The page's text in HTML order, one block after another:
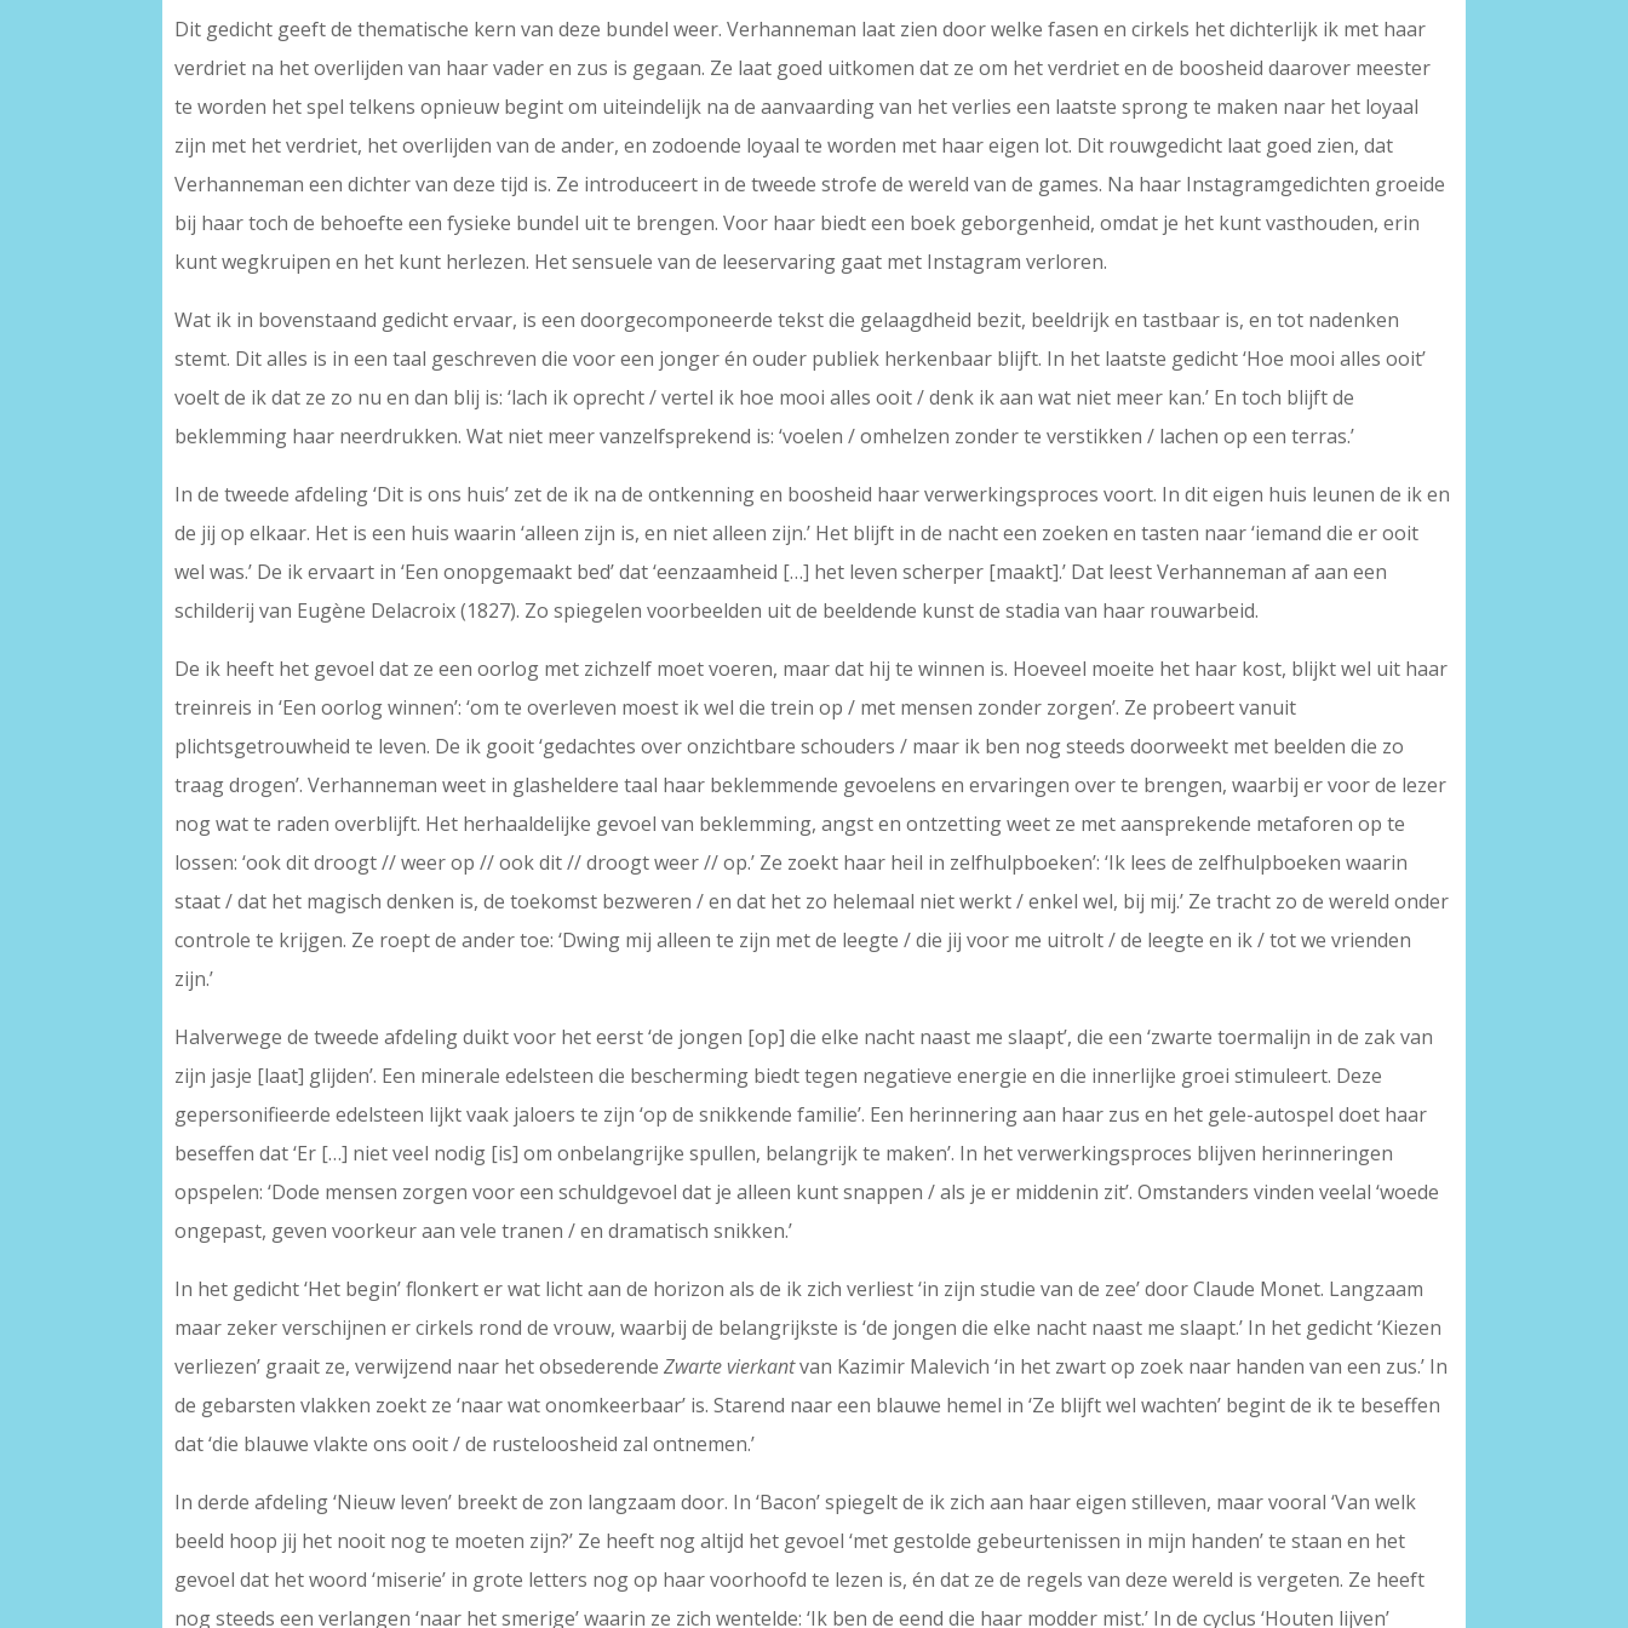
Dit gedicht geeft de thematische kern van deze bundel weer. Verhanneman laat zien door welke fasen en cirkels het dichterlijk ik met haar
verdriet na het overlijden van haar vader en zus is gegaan. Ze laat goed uitkomen dat ze om het verdriet en de boosheid daarover meester
te worden het spel telkens opnieuw begint om uiteindelijk na de aanvaarding van het verlies een laatste sprong te maken naar het loyaal
zijn met het verdriet, het overlijden van de ander, en zodoende loyaal te worden met haar eigen lot. Dit rouwgedicht laat goed zien, dat
Verhanneman een dichter van deze tijd is. Ze introduceert in de tweede strofe de wereld van de games. Na haar Instagramgedichten groeide
bij haar toch de behoefte een fysieke bundel uit te brengen. Voor haar biedt een boek geborgenheid, omdat je het kunt vasthouden, erin
kunt wegkruipen en het kunt herlezen. Het sensuele van de leeservaring gaat met Instagram verloren.
Wat ik in bovenstaand gedicht ervaar, is een doorgecomponeerde tekst die gelaagdheid bezit, beeldrijk en tastbaar is, en tot nadenken
stemt. Dit alles is in een taal geschreven die voor een jonger én ouder publiek herkenbaar blijft. In het laatste gedicht ‘Hoe mooi alles ooit’
voelt de ik dat ze zo nu en dan blij is: ‘lach ik oprecht / vertel ik hoe mooi alles ooit / denk ik aan wat niet meer kan.’ En toch blijft de
beklemming haar neerdrukken. Wat niet meer vanzelfsprekend is: ‘voelen / omhelzen zonder te verstikken / lachen op een terras.’
In de tweede afdeling ‘Dit is ons huis’ zet de ik na de ontkenning en boosheid haar verwerkingsproces voort. In dit eigen huis leunen de ik en
de jij op elkaar. Het is een huis waarin ‘alleen zijn is, en niet alleen zijn.’ Het blijft in de nacht een zoeken en tasten naar ‘iemand die er ooit
wel was.’ De ik ervaart in ‘Een onopgemaakt bed’ dat ‘eenzaamheid […] het leven scherper [maakt].’ Dat leest Verhanneman af aan een
schilderij van Eugène Delacroix (1827). Zo spiegelen voorbeelden uit de beeldende kunst de stadia van haar rouwarbeid.
De ik heeft het gevoel dat ze een oorlog met zichzelf moet voeren, maar dat hij te winnen is. Hoeveel moeite het haar kost, blijkt wel uit haar
treinreis in ‘Een oorlog winnen’: ‘om te overleven moest ik wel die trein op / met mensen zonder zorgen’. Ze probeert vanuit
plichtsgetrouwheid te leven. De ik gooit ‘gedachtes over onzichtbare schouders / maar ik ben nog steeds doorweekt met beelden die zo
traag drogen’. Verhanneman weet in glasheldere taal haar beklemmende gevoelens en ervaringen over te brengen, waarbij er voor de lezer
nog wat te raden overblijft. Het herhaaldelijke gevoel van beklemming, angst en ontzetting weet ze met aansprekende metaforen op te
lossen: ‘ook dit droogt // weer op // ook dit // droogt weer // op.’ Ze zoekt haar heil in zelfhulpboeken’: ‘Ik lees de zelfhulpboeken waarin
staat / dat het magisch denken is, de toekomst bezweren / en dat het zo helemaal niet werkt / enkel wel, bij mij.’ Ze tracht zo de wereld onder
controle te krijgen. Ze roept de ander toe: ‘Dwing mij alleen te zijn met de leegte / die jij voor me uitrolt / de leegte en ik / tot we vrienden
zijn.’
Halverwege de tweede afdeling duikt voor het eerst ‘de jongen [op] die elke nacht naast me slaapt’, die een ‘zwarte toermalijn in de zak van
zijn jasje [laat] glijden’. Een minerale edelsteen die bescherming biedt tegen negatieve energie en die innerlijke groei stimuleert. Deze
gepersonifieerde edelsteen lijkt vaak jaloers te zijn ‘op de snikkende familie’. Een herinnering aan haar zus en het gele-autospel doet haar
beseffen dat ‘Er […] niet veel nodig [is] om onbelangrijke spullen, belangrijk te maken’. In het verwerkingsproces blijven herinneringen
opspelen: ‘Dode mensen zorgen voor een schuldgevoel dat je alleen kunt snappen / als je er middenin zit’. Omstanders vinden veelal ‘woede
ongepast, geven voorkeur aan vele tranen / en dramatisch snikken.’
In het gedicht ‘Het begin’ flonkert er wat licht aan de horizon als de ik zich verliest ‘in zijn studie van de zee’ door Claude Monet. Langzaam
maar zeker verschijnen er cirkels rond de vrouw, waarbij de belangrijkste is ‘de jongen die elke nacht naast me slaapt.’ In het gedicht ‘Kiezen
verliezen’ graait ze, verwijzend naar het obsederendeZwarte vierkantvan Kazimir Malevich ‘in het zwart op zoek naar handen van een zus.’ In
de gebarsten vlakken zoekt ze ‘naar wat onomkeerbaar’ is. Starend naar een blauwe hemel in ‘Ze blijft wel wachten’ begint de ik te beseffen
dat ‘die blauwe vlakte ons ooit / de rusteloosheid zal ontnemen.’
In derde afdeling ‘Nieuw leven’ breekt de zon langzaam door. In ‘Bacon’ spiegelt de ik zich aan haar eigen stilleven, maar vooral ‘Van welk
beeld hoop jij het nooit nog te moeten zijn?’ Ze heeft nog altijd het gevoel ‘met gestolde gebeurtenissen in mijn handen’ te staan en het
gevoel dat het woord ‘miserie’ in grote letters nog op haar voorhoofd te lezen is, én dat ze de regels van deze wereld is vergeten. Ze heeft
nog steeds een verlangen ‘naar het smerige’ waarin ze zich wentelde: ‘Ik ben de eend die haar modder mist.’ In de cyclus ‘Houten lijven’